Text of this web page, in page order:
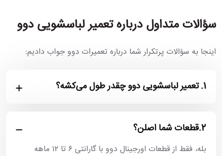
سؤالات متداول درباره تعمیر لباسشویی دوو
اینجا به سؤالات پرتکرار شما درباره تعمیرات دوو جواب دادیم:
1. تعمیر لباسشویی دوو چقدر طول می‌کشه؟
2.قطعات شما اصلن؟
بله، فقط از قطعات اورجینال دوو با گارانتی ۶ تا ۱۲ ماهه